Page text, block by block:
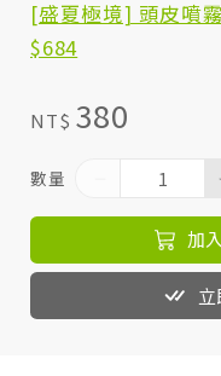
[盛夏極境] 頭皮噴
$684
NT$ 380
數量
加